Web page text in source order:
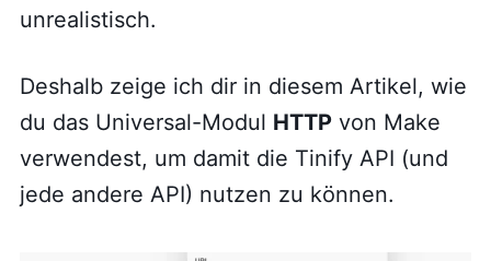
unrealistisch.
Deshalb zeige ich dir in diesem Artikel, wie
du das Universal-Modul HTTPvon Make
verwendest, um damit die Tinify API (und
jede andere API) nutzen zu können.